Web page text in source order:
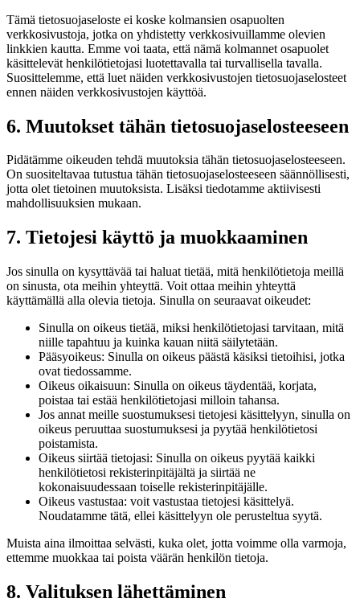
Tämä tietosuojaseloste ei koske kolmansien osapuolten
verkkosivustoja, jotka on yhdistetty verkkosivuillamme olevien
linkkien kautta. Emme voi taata, että nämä kolmannet osapuolet
käsittelevät henkilötietojasi luotettavalla tai turvallisella tavalla.
Suosittelemme, että luet näiden verkkosivustojen tietosuojaselosteet
ennen näiden verkkosivustojen käyttöä.
6. Muutokset tähän tietosuojaselosteeseen
Pidätämme oikeuden tehdä muutoksia tähän tietosuojaselosteeseen.
On suositeltavaa tutustua tähän tietosuojaselosteeseen säännöllisesti,
jotta olet tietoinen muutoksista. Lisäksi tiedotamme aktiivisesti
mahdollisuuksien mukaan.
7. Tietojesi käyttö ja muokkaaminen
Jos sinulla on kysyttävää tai haluat tietää, mitä henkilötietoja meillä
on sinusta, ota meihin yhteyttä. Voit ottaa meihin yhteyttä
käyttämällä alla olevia tietoja. Sinulla on seuraavat oikeudet:
Sinulla on oikeus tietää, miksi henkilötietojasi tarvitaan, mitä
niille tapahtuu ja kuinka kauan niitä säilytetään.
Pääsyoikeus: Sinulla on oikeus päästä käsiksi tietoihisi, jotka
ovat tiedossamme.
Oikeus oikaisuun: Sinulla on oikeus täydentää, korjata,
poistaa tai estää henkilötietojasi milloin tahansa.
Jos annat meille suostumuksesi tietojesi käsittelyyn, sinulla on
oikeus peruuttaa suostumuksesi ja pyytää henkilötietosi
poistamista.
Oikeus siirtää tietojasi: Sinulla on oikeus pyytää kaikki
henkilötietosi rekisterinpitäjältä ja siirtää ne
kokonaisuudessaan toiselle rekisterinpitäjälle.
Oikeus vastustaa: voit vastustaa tietojesi käsittelyä.
Noudatamme tätä, ellei käsittelyyn ole perusteltua syytä.
Muista aina ilmoittaa selvästi, kuka olet, jotta voimme olla varmoja,
ettemme muokkaa tai poista väärän henkilön tietoja.
8. Valituksen lähettäminen